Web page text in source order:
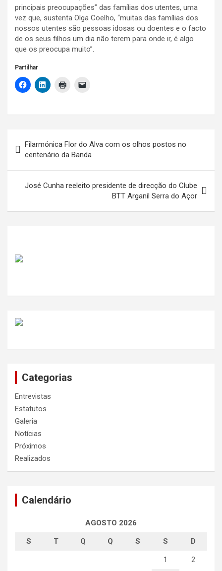
principais preocupações” das famílias dos utentes, uma
vez que, sustenta Olga Coelho, “muitas das famílias dos
nossos utentes são pessoas idosas ou doentes e o facto
de os seus filhos um dia não terem para onde ir, é algo
que os preocupa muito”.
Partilhar
de
artigos
Filarmónica Flor do Alva com os olhos postos no
centenário da Banda
José Cunha reeleito presidente de direcção do Clube
BTT Arganil Serra do Açor
Categorias
Entrevistas
Estatutos
Galeria
Notícias
Próximos
Realizados
Calendário
AGOSTO 2026
S T Q Q S S D
1 2